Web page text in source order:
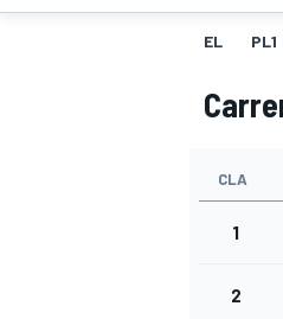
EL PL1
CLA
1
2